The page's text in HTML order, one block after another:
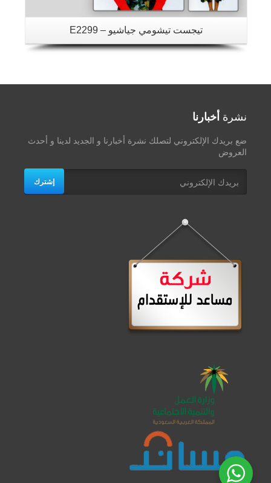
تيجست تيشومي جياشيو – E2299
نشرة أخبارنا
ضع بريدك الإلكتروني لتصلك نشرة أخبارنا و الجديد لدينا و أحدث
العروض
إشترك